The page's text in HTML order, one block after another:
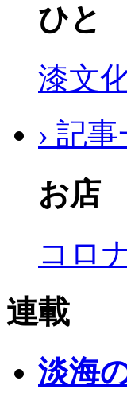
ひと
漆文
› 記
お店
コロ
連載
淡海